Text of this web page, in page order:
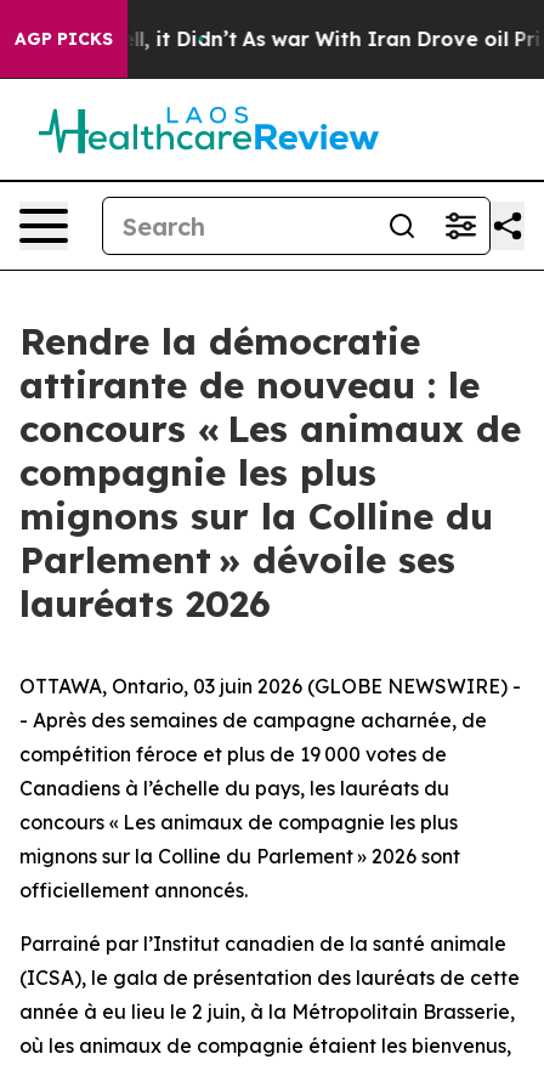
AGP PICKS
Well, it Didn’t As war With Iran Drove oil Prices
Rendre la démocratie
attirante de nouveau : le
concours « Les animaux de
compagnie les plus
mignons sur la Colline du
Parlement » dévoile ses
lauréats 2026
OTTAWA, Ontario, 03 juin 2026 (GLOBE NEWSWIRE) -
- Après des semaines de campagne acharnée, de
compétition féroce et plus de 19 000 votes de
Canadiens à l’échelle du pays, les lauréats du
concours « Les animaux de compagnie les plus
mignons sur la Colline du Parlement » 2026 sont
officiellement annoncés.
Parrainé par l’Institut canadien de la santé animale
(ICSA), le gala de présentation des lauréats de cette
année à eu lieu le 2 juin, à la Métropolitain Brasserie,
où les animaux de compagnie étaient les bienvenus,